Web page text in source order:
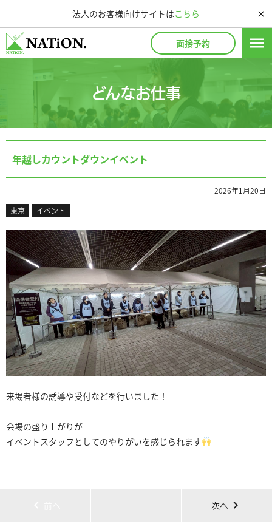
法人のお客様向けサイトはこちら close
面接予約 menu
どんなお仕事
年越しカウントダウンイベント
2026年1月20日
東京
イベント
来場者様の誘導や受付などを行いました！
会場の盛り上がりが
イベントスタッフとしてのやりがいを感じられます
次へ chevron_right